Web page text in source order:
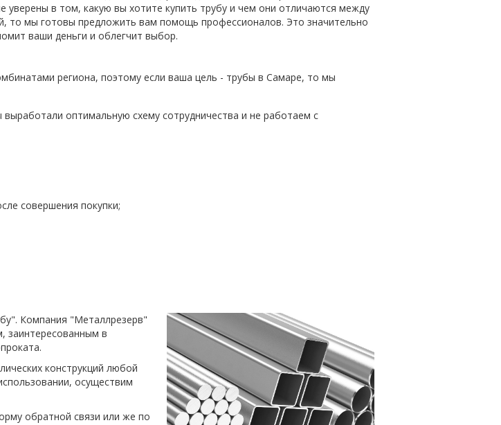
уверены в том, какую вы хотите купить трубу и чем они отличаются между
то мы готовы предложить вам помощь профессионалов. Это значительно
ваши деньги и облегчит выбор.
региона, поэтому если ваша цель - трубы в Самаре, то мы
оптимальную схему сотрудничества и не работаем с
совершения покупки;
Компания "Металлрезерв"
заинтересованным в
конструкций любой
осуществим
обратной связи или же по